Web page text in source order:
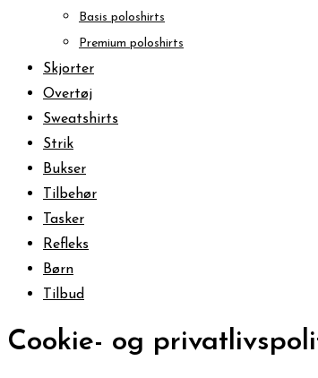
Basis poloshirts
Premium poloshirts
Skjorter
Overtøj
Sweatshirts
Strik
Bukser
Tilbehør
Tasker
Refleks
Børn
Tilbud
Cookie- og